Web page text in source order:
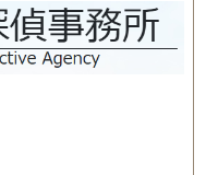
中にもあくどい業者がい
らしいので、依頼の際は
くつか話を聞きに行った